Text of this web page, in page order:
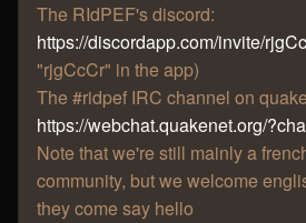
The RIdPEF's discord:
https://discordapp.com/invite/
"rjgCcCr" in the app)
The #ridpef IRC channel on
https://webchat.quakenet.org/
Note that we're still mainly a
community, but we welcome
they come say hello